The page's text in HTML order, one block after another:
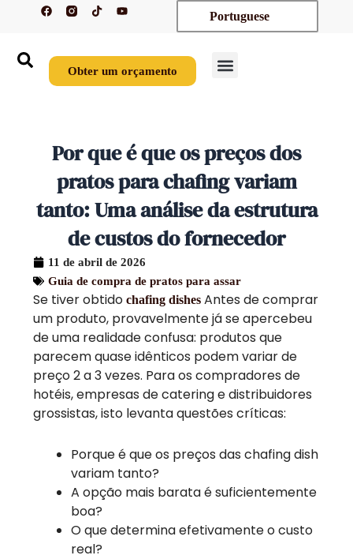
conteúdo
F
a
o
k
T
i
k
Y
o
b
e
Portuguese
Obter um orçamento
Por que é que os preços dos
pratos para chafing variam
tanto: Uma análise da estrutura
de custos do fornecedor
11 de abril de 2026
Guia de compra de pratos para assar
Se tiver obtidochafing dishes Antes de comprar
um produto, provavelmente já se apercebeu
de uma realidade confusa: produtos que
parecem quase idênticos podem variar de
preço 2 a 3 vezes. Para os compradores de
hotéis, empresas de catering e distribuidores
grossistas, isto levanta questões críticas:
Porque é que os preços das chafing dish
variam tanto?
A opção mais barata é suficientemente
boa?
O que determina efetivamente o custo
real?